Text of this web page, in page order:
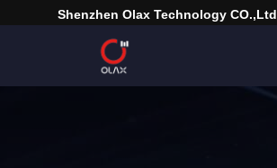
Shenzhen Olax Technology CO.,Ltd